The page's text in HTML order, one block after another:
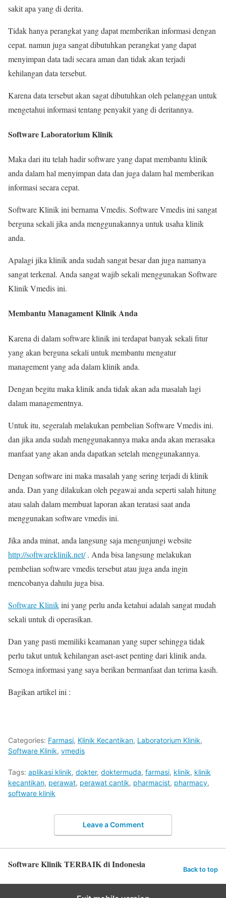
sakit apa yang di derita.
Tidak hanya perangkat yang dapat memberikan informasi dengan
cepat. namun juga sangat dibutuhkan perangkat yang dapat
menyimpan data tadi secara aman dan tidak akan terjadi
kehilangan data tersebut.
Karena data tersebut akan sagat dibutuhkan oleh pelanggan untuk
mengetahui informasi tentang penyakit yang di deritannya.
Software Laboratorium Klinik
Maka dari itu telah hadir software yang dapat membantu klinik
anda dalam hal menyimpan data dan juga dalam hal memberikan
informasi secara cepat.
Software Klinik ini bernama Vmedis. Software Vmedis ini sangat
berguna sekali jika anda menggunakannya untuk usaha klinik
anda.
Apalagi jika klinik anda sudah sangat besar dan juga namanya
sangat terkenal. Anda sangat wajib sekali menggunakan Software
Klinik Vmedis ini.
Membantu Managament Klinik Anda
Karena di dalam software klinik ini terdapat banyak sekali fitur
yang akan berguna sekali untuk membantu mengatur
management yang ada dalam klinik anda.
Dengan begitu maka klinik anda tidak akan ada masalah lagi
dalam managementnya.
Untuk itu, segeralah melakukan pembelian Software Vmedis ini.
dan jika anda sudah menggunakannya maka anda akan merasaka
manfaat yang akan anda dapatkan setelah menggunakannya.
Dengan software ini maka masalah yang sering terjadi di klinik
anda. Dan yang dilakukan oleh pegawai anda seperti salah hitung
atau salah dalam membuat laporan akan teratasi saat anda
menggunakan software vmedis ini.
Jika anda minat, anda langsung saja mengunjungi website
http://softwareklinik.net/. Anda bisa langsung melakukan
pembelian software vmedis tersebut atau juga anda ingin
mencobanya dahulu juga bisa.
Software Klinikini yang perlu anda ketahui adalah sangat mudah
sekali untuk di operasikan.
Dan yang pasti memiliki keamanan yang super sehingga tidak
perlu takut untuk kehilangan aset-aset penting dari klinik anda.
Semoga informasi yang saya berikan bermanfaat dan terima kasih.
Bagikan artikel ini :
Categories: Farmasi, Klinik Kecantikan, Laboratorium Klinik,
Software Klinik, vmedis
Tags: aplikasi klinik, dokter, doktermuda, farmasi, klinik, klinik
kecantikan, perawat, perawat cantik, pharmacist, pharmacy,
software klinik
Leave a Comment
Software Klinik TERBAIK di Indonesia Back to top